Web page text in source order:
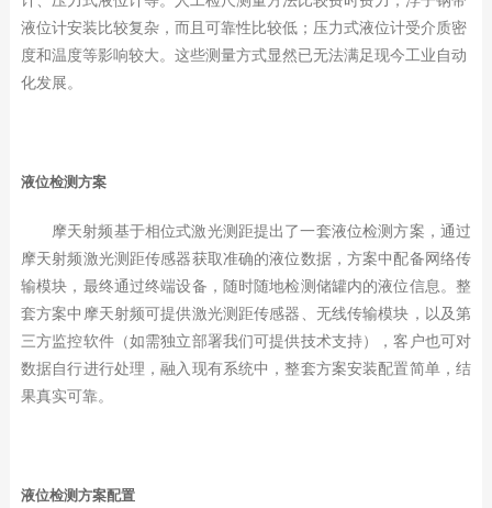
液位计安装比较复杂，而且可靠性比较低；压力式液位计受介质密
度和温度等影响较大。这些测量方式显然已无法满足现今工业自动
化发展。
液位检测方案
摩天射频基于相位式激光测距提出了一套液位检测方案，通过
摩天射频激光测距传感器获取准确的液位数据，方案中配备网络传
输模块，最终通过终端设备，随时随地检测储罐内的液位信息。整
套方案中摩天射频可提供激光测距传感器、无线传输模块，以及第
三方监控软件（如需独立部署我们可提供技术支持），客户也可对
数据自行进行处理，融入现有系统中，整套方案安装配置简单，结
果真实可靠。
液位检测方案配置